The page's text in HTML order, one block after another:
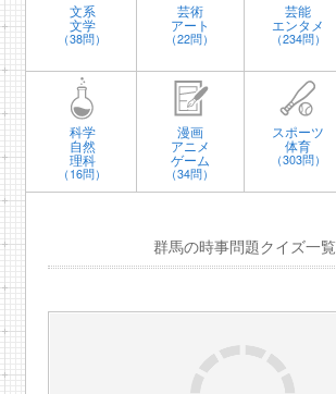
文系
文学
（38問）
芸術
アート
（22問）
芸能
エンタメ
（234問）
科学
自然
理科
（16問）
漫画
アニメ
ゲーム
（34問）
スポーツ
体育
（303問）
群馬の時事問題クイズ一覧